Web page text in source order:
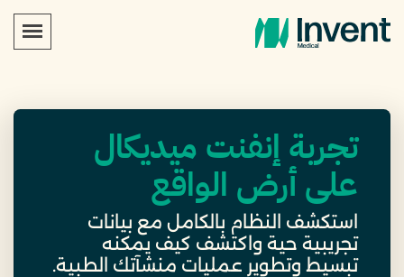
تجربة إنفنت ميديكال
على أرض الواقع
استكشف النظام بالكامل مع بيانات
تجريبية حية واكتشف كيف يمكنه
تبسيط وتطوير عمليات منشآتك الطبية.